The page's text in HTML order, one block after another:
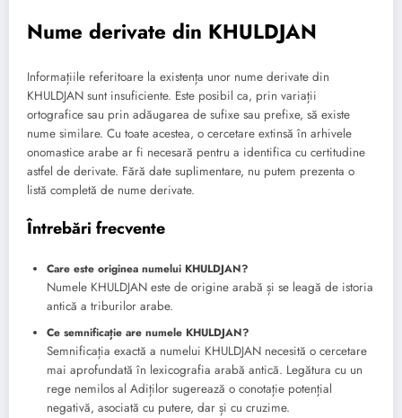
Nume derivate din KHULDJAN
Informațiile referitoare la existența unor nume derivate din
KHULDJAN sunt insuficiente. Este posibil ca, prin variații
ortografice sau prin adăugarea de sufixe sau prefixe, să existe
nume similare. Cu toate acestea, o cercetare extinsă în arhivele
onomastice arabe ar fi necesară pentru a identifica cu certitudine
astfel de derivate. Fără date suplimentare, nu putem prezenta o
listă completă de nume derivate.
Întrebări frecvente
Care este originea numelui KHULDJAN?
Numele KHULDJAN este de origine arabă și se leagă de istoria
antică a triburilor arabe.
Ce semnificație are numele KHULDJAN?
Semnificația exactă a numelui KHULDJAN necesită o cercetare
mai aprofundată în lexicografia arabă antică. Legătura cu un
rege nemilos al Adiților sugerează o conotație potențial
negativă, asociată cu putere, dar și cu cruzime.